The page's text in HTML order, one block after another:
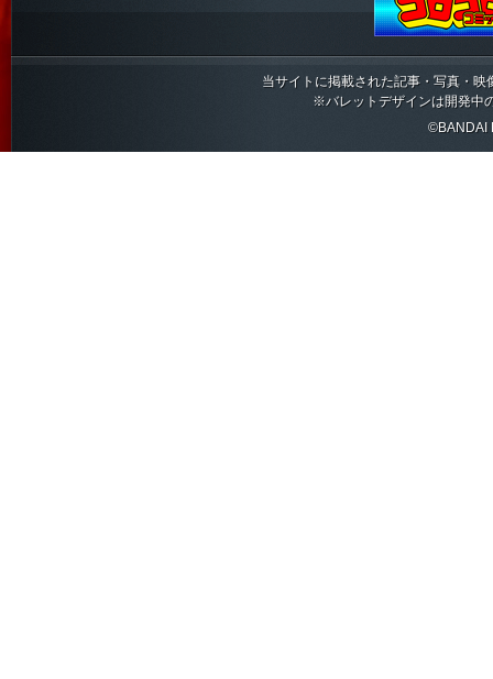
当サイトに掲載された記事・写真・
※バレットデザインは開発中
©BANDAI